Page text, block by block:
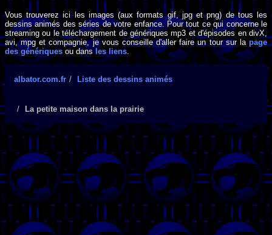
Vous trouverez ici les images (aux formats gif, jpg et png) de tous les
dessins animés des séries de votre enfance. Pour tout ce qui concerne le
streaming ou le téléchargement de génériques mp3 et d'épisodes en divX,
avi, mpg et compagnie, je vous conseille d'aller faire un tour sur la page
des génériques ou dansles liens.
albator.com.fr Liste des dessins animés
La petite maison dans la prairie